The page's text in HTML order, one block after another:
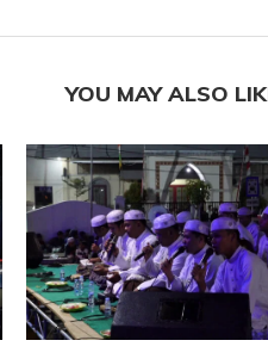
YOU MAY ALSO